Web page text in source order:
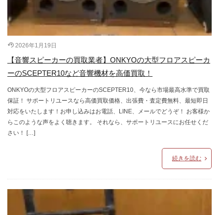
2026年1月19日
【音響スピーカーの買取業者】ONKYOの大型フロアスピーカ
ーのSCEPTER10など音響機材を高価買取！
ONKYOの大型フロアスピーカーのSCEPTER10、今なら市場最高水準で買取
保証！ サポートリユースなら高価買取価格、出張費・査定費無料、最短即日
対応をいたします！お申し込みはお電話、LINE、メールでどうぞ！ お客様か
らこのような声をよく聴きます。 それなら、サポートリユースにお任せくだ
さい！ […]
続きを読む